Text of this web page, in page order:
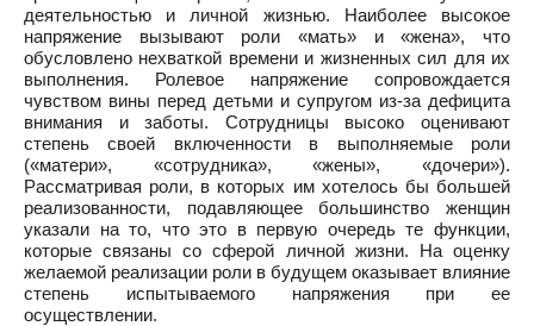
деятельностью и личной жизнью. Наиболее высокое
напряжение вызывают роли «мать» и «жена», что
обусловлено нехваткой времени и жизненных сил для их
выполнения. Ролевое напряжение сопровождается
чувством вины перед детьми и супругом из-за дефицита
внимания и заботы. Сотрудницы высоко оценивают
степень своей включенности в выполняемые роли
(«матери», «сотрудника», «жены», «дочери»).
Рассматривая роли, в которых им хотелось бы большей
реализованности, подавляющее большинство женщин
указали на то, что это в первую очередь те функции,
которые связаны со сферой личной жизни. На оценку
желаемой реализации роли в будущем оказывает влияние
степень испытываемого напряжения при ее
осуществлении.